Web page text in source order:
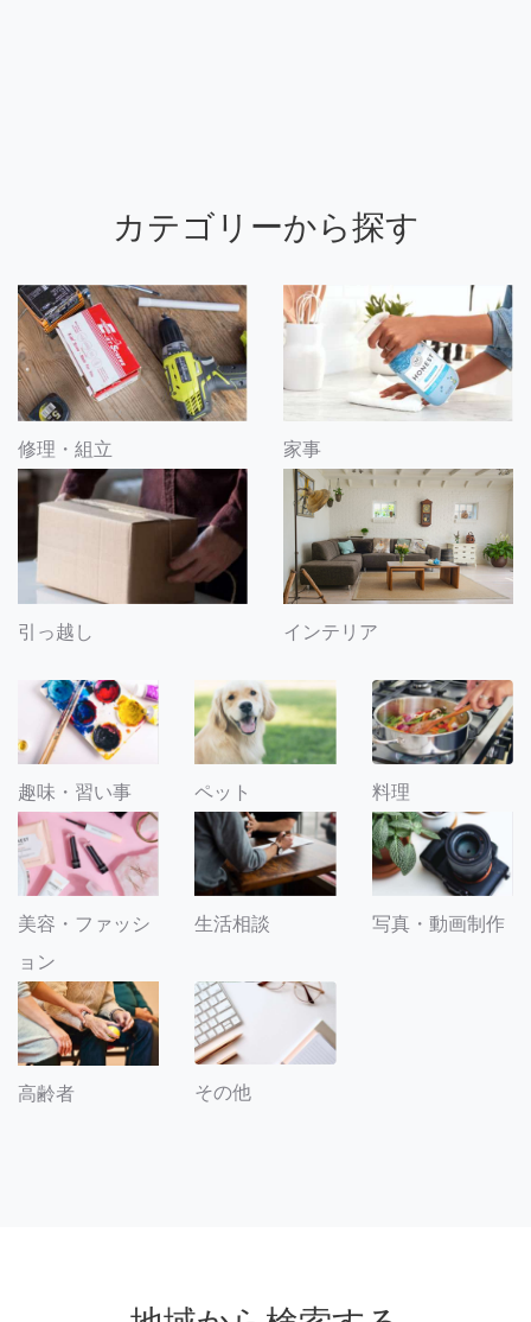
カテゴリーから探す
修理・組立 家事
引っ越し インテリア
趣味・習い事 ペット 料理
美容・ファッシ
ョン
生活相談 写真・動画制作
高齢者 その他